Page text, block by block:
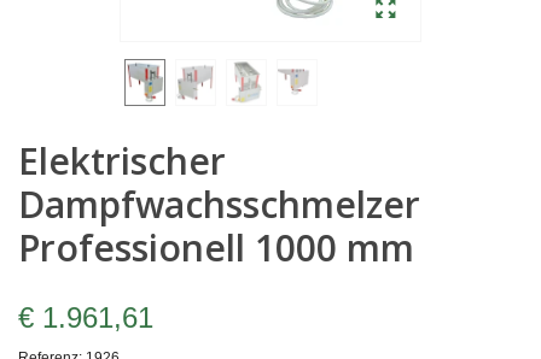
Elektrischer
Dampfwachsschmelzer
Professionell 1000 mm
€ 1.961,61